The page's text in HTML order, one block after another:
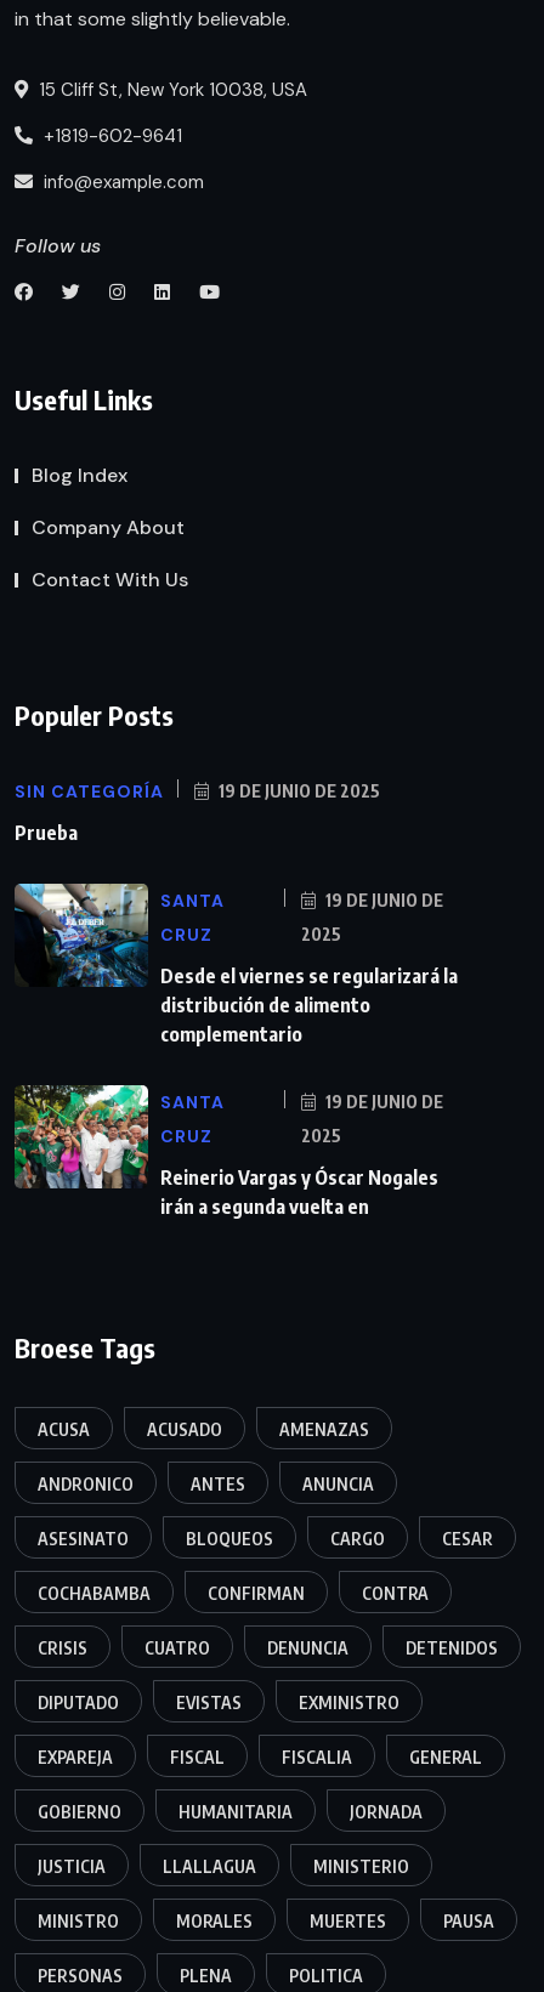
in that some slightly believable.
15 Cliff St, New York 10038, USA
+1819-602-9641
info@example.com
Follow us
Useful Links
Blog Index
Company About
Contact With Us
Populer Posts
SIN CATEGORÍA 19 DE JUNIO DE 2025
Prueba
SANTA
CRUZ
19 DE JUNIO DE
2025
Desde el viernes se regularizará la
distribución de alimento
complementario
SANTA
CRUZ
19 DE JUNIO DE
2025
Reinerio Vargas y Óscar Nogales
irán a segunda vuelta en
Broese Tags
ACUSA ACUSADO AMENAZAS
ANDRONICO ANTES ANUNCIA
ASESINATO BLOQUEOS CARGO CESAR
COCHABAMBA CONFIRMAN CONTRA
CRISIS CUATRO DENUNCIA DETENIDOS
DIPUTADO EVISTAS EXMINISTRO
EXPAREJA FISCAL FISCALIA GENERAL
GOBIERNO HUMANITARIA JORNADA
JUSTICIA LLALLAGUA MINISTERIO
MINISTRO MORALES MUERTES PAUSA
PERSONAS PLENA POLITICA